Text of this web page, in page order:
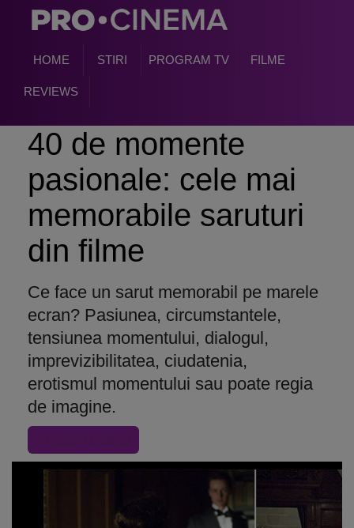
HOME STIRI PROGRAM TV FILME
REVIEWS
40 de momente
pasionale: cele mai
memorabile saruturi
din filme
Ce face un sarut memorabil pe marele
ecran? Pasiunea, circumstantele,
tensiunea momentului, dialogul,
imprevizibilitatea, ciudatenia,
erotismul momentului sau poate regia
de imagine.